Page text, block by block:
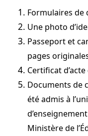
Formulaires de
Une photo
Passeport et
pages
Certificat
Documents de
été admis à
Ministère de